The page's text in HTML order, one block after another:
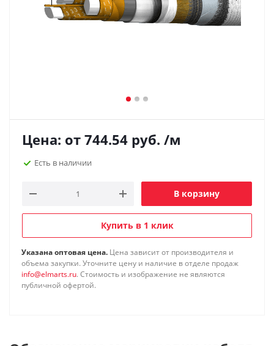
Цена: от 744.54 руб. /м
Есть в наличии
В корзину
Купить в 1 клик
Указана оптовая цена. Цена зависит от производителя и
объема закупки. Уточните цену и наличие в отделе продаж
info@elmarts.ru. Стоимость и изображение не являются
публичной офертой.